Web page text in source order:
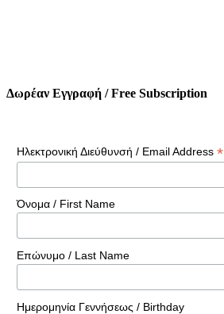
Δωρέαν Εγγραφή / Free Subscription
Ηλεκτρονική Διεύθυνσή / Email Address *
Όνομα / First Name
Επώνυμο / Last Name
Ημερομηνία Γεννήσεως / Birthday